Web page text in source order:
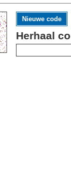
Nieuwe code
Herhaal